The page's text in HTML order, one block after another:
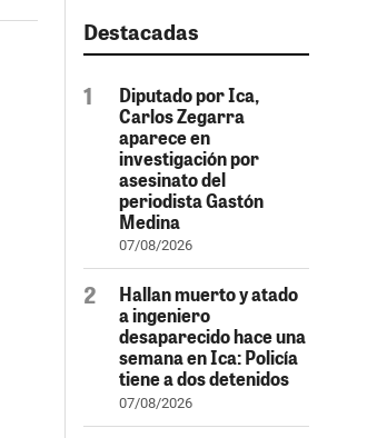
Destacadas
Diputado por Ica,
Carlos Zegarra
aparece en
investigación por
asesinato del
periodista Gastón
Medina
07/08/2026
Hallan muerto y atado
a ingeniero
desaparecido hace una
semana en Ica: Policía
tiene a dos detenidos
07/08/2026